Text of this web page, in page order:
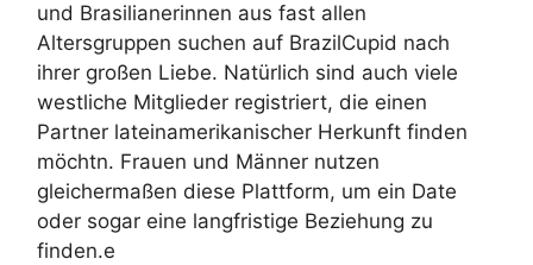
und Brasilianerinnen aus fast allen
Altersgruppen suchen auf BrazilCupid nach
ihrer großen Liebe. Natürlich sind auch viele
westliche Mitglieder registriert, die einen
Partner lateinamerikanischer Herkunft finden
möchtn. Frauen und Männer nutzen
gleichermaßen diese Plattform, um ein Date
oder sogar eine langfristige Beziehung zu
finden.e